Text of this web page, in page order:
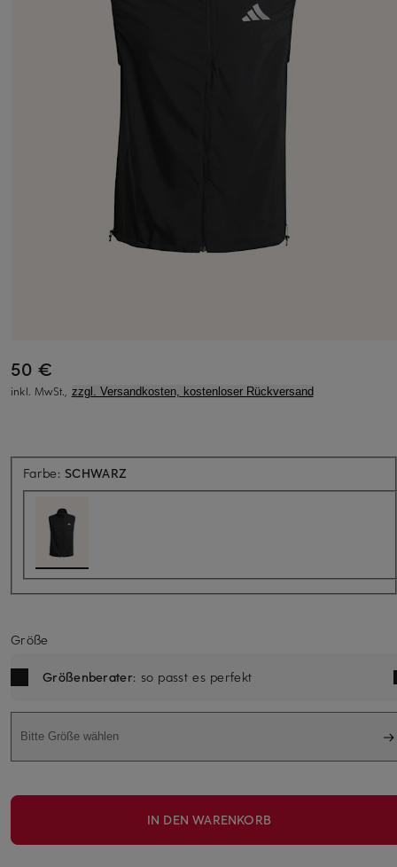
50 €
inkl. MwSt., zzgl. Versandkosten, kostenloser Rückversand
Farbe: SCHWARZ
Größe
Größenberater: so passt es perfekt
Bitte Größe wählen
IN DEN WARENKORB